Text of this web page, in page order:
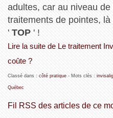
adultes, car au niveau de
traitements de pointes,
' TOP' !
Lire la suite de Le traitement
coûte ?
Classé dans : côté pratique- Mots clés :
Québec
Fil RSS des articles de ce